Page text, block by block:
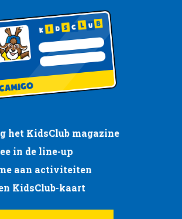
het KidsClub magazine
in de line-up
aan activiteiten
KidsClub-kaart